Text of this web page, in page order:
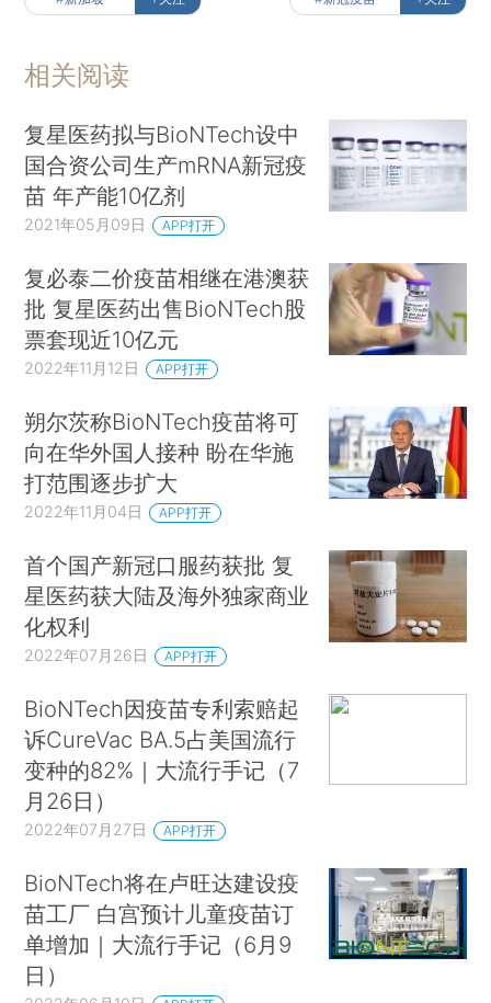
相关阅读
复星医药拟与BioNTech设中
国合资公司生产mRNA新冠疫
苗 年产能10亿剂
2021年05月09日 APP打开
复必泰二价疫苗相继在港澳获
批 复星医药出售BioNTech股
票套现近10亿元
2022年11月12日 APP打开
朔尔茨称BioNTech疫苗将可
向在华外国人接种 盼在华施
打范围逐步扩大
2022年11月04日 APP打开
首个国产新冠口服药获批 复
星医药获大陆及海外独家商业
化权利
2022年07月26日 APP打开
BioNTech因疫苗专利索赔起
诉CureVac BA.5占美国流行
变种的82%｜大流行手记（7
月26日）
2022年07月27日 APP打开
BioNTech将在卢旺达建设疫
苗工厂 白宫预计儿童疫苗订
单增加｜大流行手记（6月9
日）